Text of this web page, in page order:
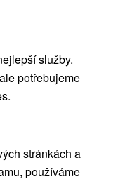
Stredné Slovensko
Stredné
služby.
potřebujeme
stránkách a
používáme